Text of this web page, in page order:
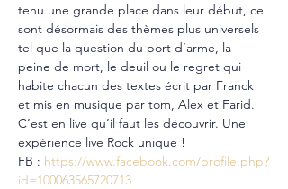
tenu une grande place dans leur début, ce
sont désormais des thèmes plus universels
tel que la question du port d’arme, la
peine de mort, le deuil ou le regret qui
habite chacun des textes écrit par Franck
et mis en musique par tom, Alex et Farid.
C’est en live qu’il faut les découvrir. Une
expérience live Rock unique !
FB : https://www.facebook.com/profile.php?
id=100063565720713